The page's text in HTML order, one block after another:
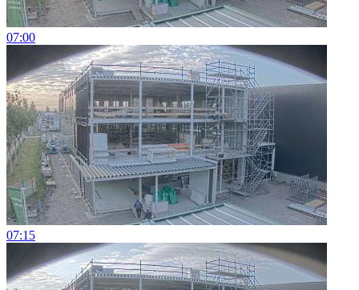
07:00
07:15